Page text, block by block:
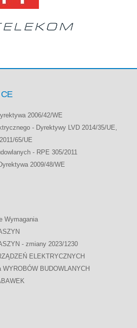
2006/42/WE
- Dyrektywy LVD 2014/35/UE,
65/UE
- RPE 305/2011
2009/48/WE
Wymagania
- zmiany 2023/1230
ELEKTRYCZNYCH
BUDOWLANYCH